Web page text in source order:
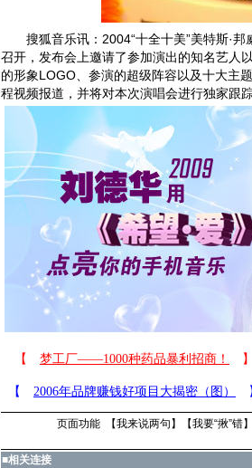
搜狐音乐讯：2004“十全十美”美特斯·邦
召开，发布会上邀请了参加演出的知名艺人
的形象LOGO、参演的超级阵容以及十大主
程视频报道，并将对本次演唱会进行独家跟踪
页面功能 【我来说两句 】【我要“揪”错
■相关连接